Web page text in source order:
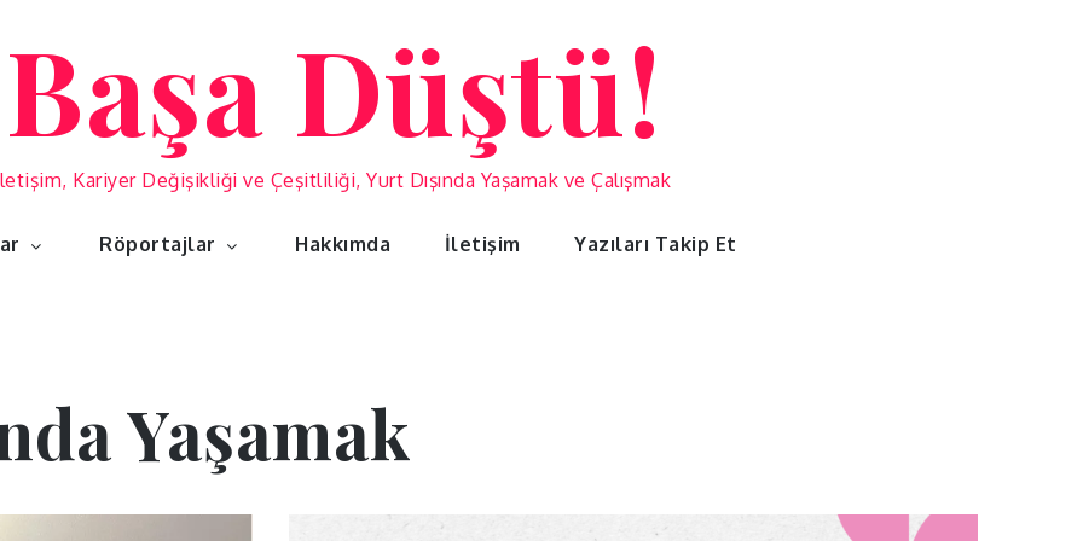
Düştü!
Kariyer Değişikliği ve Çeşitliliği, Yurt Dışında Yaşamak ve Çalışmak
Röportajlar Hakkımda İletişim Yazıları Takip Et
Yaşamak